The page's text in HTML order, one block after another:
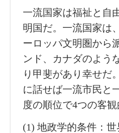
一流国家は福祉と自
明国だ。一流国家は
ーロッパ文明圏から
ンド、カナダのよう
り甲斐があり幸せだ
に話せば一流市民と
度の順位で4つの客
(1) 地政学的条件：